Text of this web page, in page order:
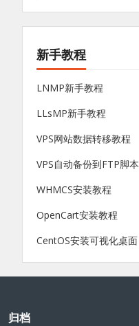
新手教程
LNMP新手教程
LLsMP新手教程
VPS网站数据转移教程
VPS自动备份到FTP脚本
WHMCS安装教程
OpenCart安装教程
CentOS安装可视化桌面
归档